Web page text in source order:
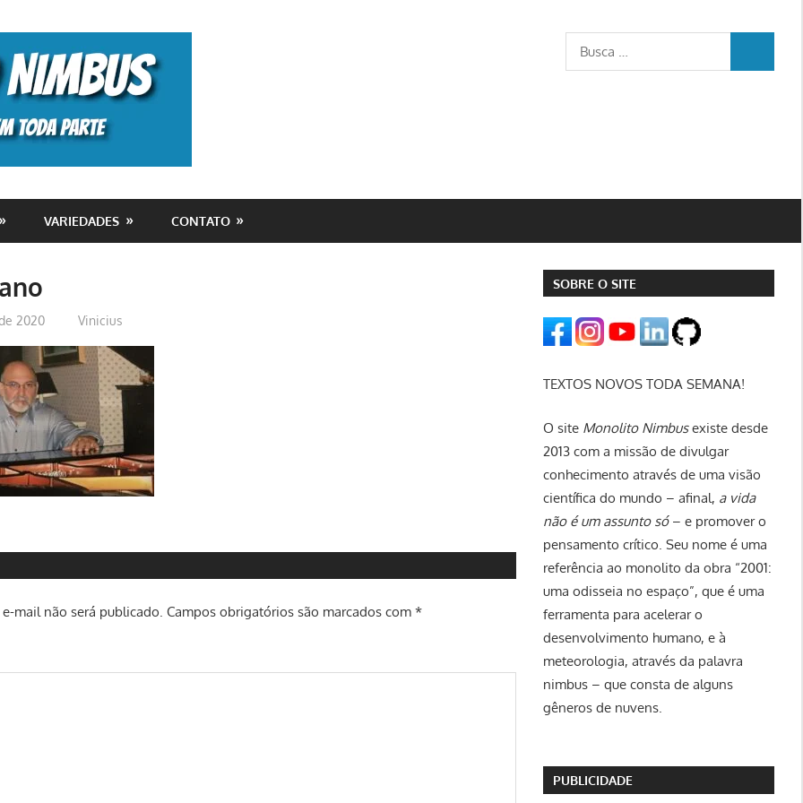
Busca
para:
VARIEDADES CONTATO
2020 Vinicius
mail não será publicado. Campos obrigatórios são marcados com*
SOBRE O SITE
TEXTOS NOVOS TODA SEMANA!
O site Monolito Nimbusexiste desde
2013 com a missão de divulgar
conhecimento através de uma visão
científica do mundo – afinal, a vida
não é um assunto só– e promover o
pensamento crítico. Seu nome é uma
referência ao monolito da obra “2001:
uma odisseia no espaço”, que é uma
ferramenta para acelerar o
desenvolvimento humano, e à
meteorologia, através da palavra
nimbus – que consta de alguns
gêneros de nuvens.
PUBLICIDADE